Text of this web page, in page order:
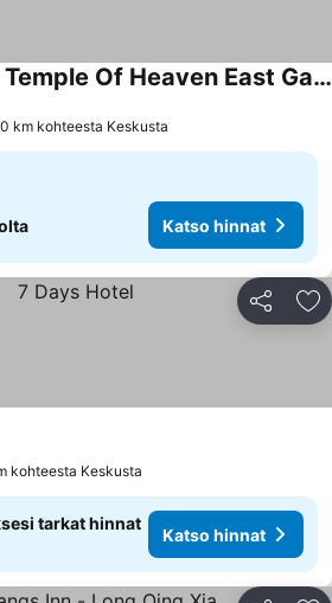
7Days Inn Beijing Temple Of Heaven East Gate
km kohteesta Keskusta
Katso hinnat
Jaa
kohteesta Keskusta
tarkat hinnat
Katso hinnat